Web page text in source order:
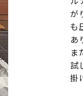
が
も
あ
ま
試
掛